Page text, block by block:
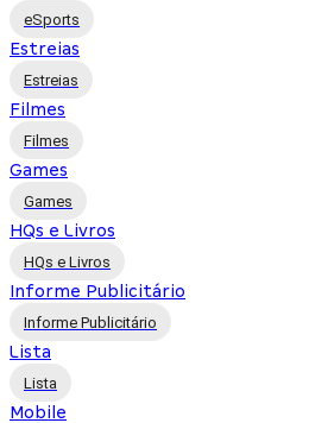
eSports
Estreias
Estreias
Filmes
Filmes
Games
Games
HQs e Livros
HQs e Livros
Informe Publicitário
Informe Publicitário
Lista
Lista
Mobile